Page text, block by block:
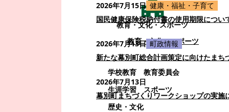
教育・文化・スポーツ
教育・文化・スポーツ
学校教育
教育委員会
生涯学習
スポーツ
歴史・文化
2026年7月15日 健康・福祉・子育て
国民健康保険税納付書の使用期限につい
2026年7月13日 町政情報
新たな幕別町総合計画策定に向けたまち
2026年7月13日
幕別町まちづくりワークショップの実施